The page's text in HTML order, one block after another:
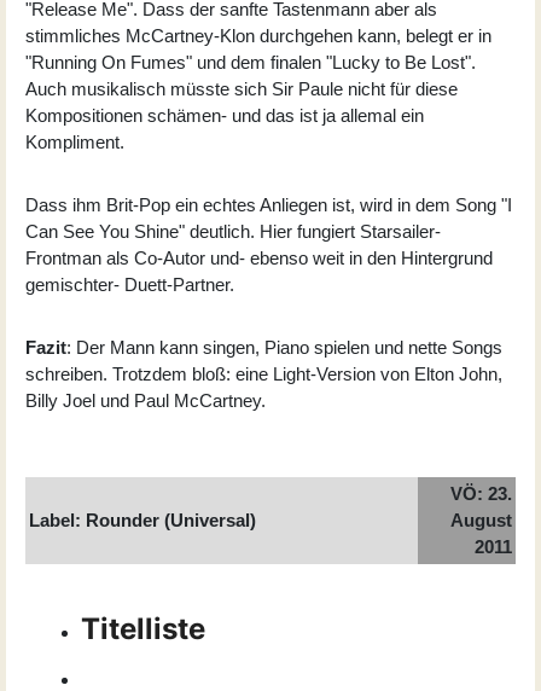
"Release Me". Dass der sanfte Tastenmann aber als
stimmliches McCartney-Klon durchgehen kann, belegt er in
"Running On Fumes" und dem finalen "Lucky to Be Lost".
Auch musikalisch müsste sich Sir Paule nicht für diese
Kompositionen schämen- und das ist ja allemal ein
Kompliment.
Dass ihm Brit-Pop ein echtes Anliegen ist, wird in dem Song "I
Can See You Shine" deutlich. Hier fungiert Starsailer-
Frontman als Co-Autor und- ebenso weit in den Hintergrund
gemischter- Duett-Partner.
Fazit: Der Mann kann singen, Piano spielen und nette Songs
schreiben. Trotzdem bloß: eine Light-Version von Elton John,
Billy Joel und Paul McCartney.
Label: Rounder (Universal)
VÖ: 23.
August
2011
Titelliste